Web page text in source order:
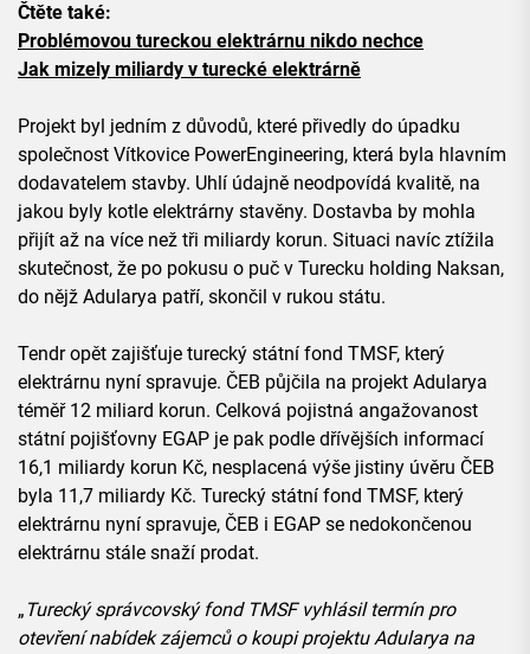
Čtěte také:
Problémovou tureckou elektrárnu nikdo nechce
Jak mizely miliardy v turecké elektrárně
Projekt byl jedním z důvodů, které přivedly do úpadku
společnost Vítkovice PowerEngineering, která byla hlavním
dodavatelem stavby. Uhlí údajně neodpovídá kvalitě, na
jakou byly kotle elektrárny stavěny. Dostavba by mohla
přijít až na více než tři miliardy korun. Situaci navíc ztížila
skutečnost, že po pokusu o puč v Turecku holding Naksan,
do nějž Adularya patří, skončil v rukou státu.
Tendr opět zajišťuje turecký státní fond TMSF, který
elektrárnu nyní spravuje. ČEB půjčila na projekt Adularya
téměř 12 miliard korun. Celková pojistná angažovanost
státní pojišťovny EGAP je pak podle dřívějších informací
16,1 miliardy korun Kč, nesplacená výše jistiny úvěru ČEB
byla 11,7 miliardy Kč. Turecký státní fond TMSF, který
elektrárnu nyní spravuje, ČEB i EGAP se nedokončenou
elektrárnu stále snaží prodat.
„ Turecký správcovský fond TMSF vyhlásil termín pro
otevření nabídek zájemců o koupi projektu Adularya na